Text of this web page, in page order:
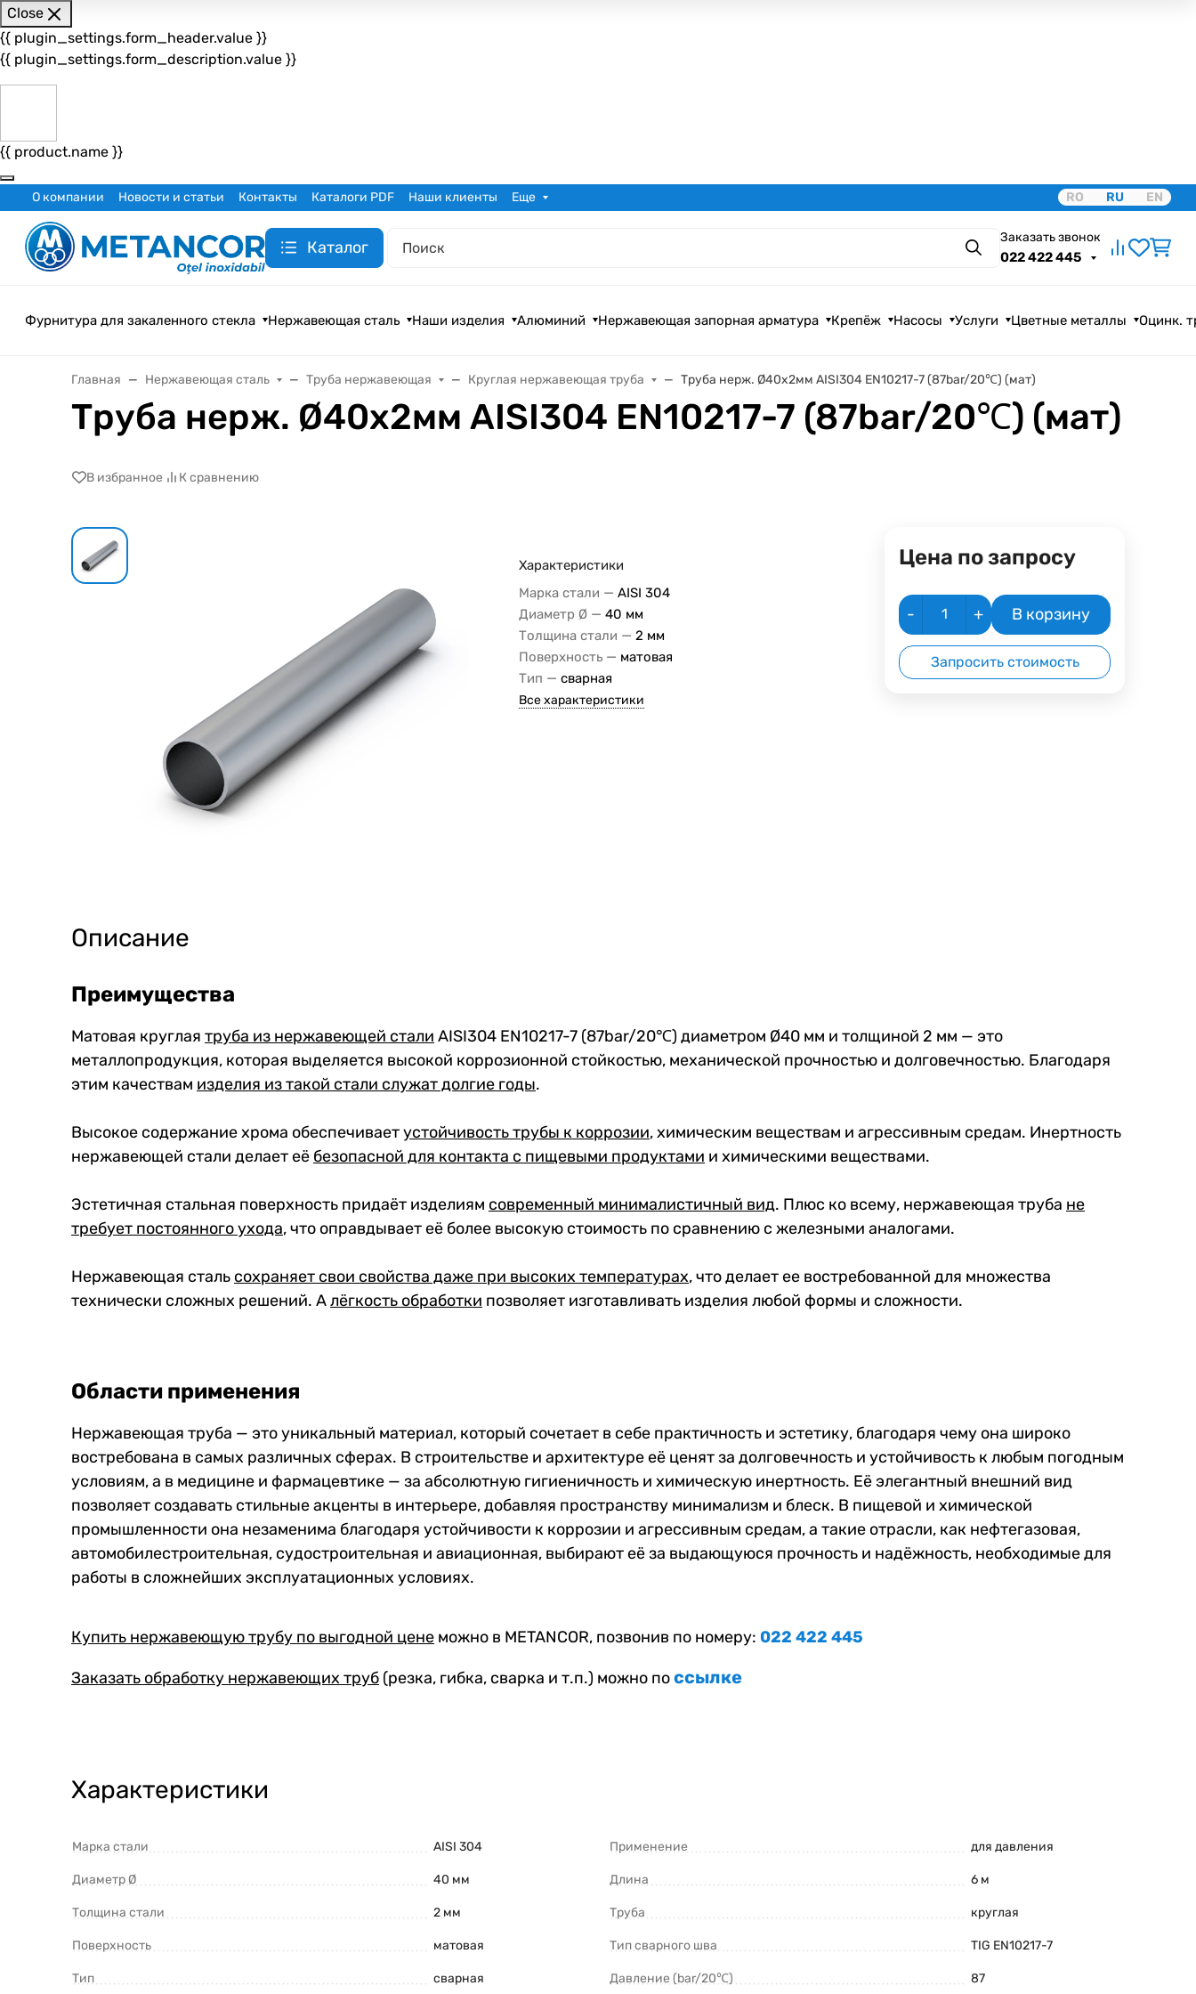
Close
{{ plugin_settings.form_header.value }}
{{ plugin_settings.form_description.value }}
{{ product.name }}
О компании Новости и статьи Контакты Каталоги PDF Наши клиенты Еще RO RU EN
Каталог Поиск
Заказать звонок
022 422 445
Фурнитура для закаленного стекла Нержавеющая сталь Наши изделия Алюминий Нержавеющая запорная арматура Крепёж Насосы Услуги Цветные металлы Оцинк.
Главная Нержавеющая сталь Труба нержавеющая Круглая нержавеющая труба Труба нерж. Ø40х2мм AISI304 EN10217-7 (87bar/20℃) (мат)
Труба нерж. Ø40х2мм AISI304 EN10217-7 (87bar/20℃) (мат)
В избранное К сравнению
Характеристики
Марка стали — AISI 304
Диаметр Ø — 40 мм
Толщина стали — 2 мм
Поверхность — матовая
Тип — сварная
Все характеристики
Цена по запросу
- + В корзину
Запросить стоимость
Описание
Преимущества
Матовая круглая труба из нержавеющей стали AISI304 EN10217-7 (87bar/20℃) диаметром Ø40 мм и толщиной 2 мм — это
металлопродукция, которая выделяется высокой коррозионной стойкостью, механической прочностью и долговечностью. Благодаря
этим качествам изделия из такой стали служат долгие годы.
Высокое содержание хрома обеспечиваетустойчивость трубы к коррозии, химическим веществам и агрессивным средам. Инертность
нержавеющей стали делает её безопасной для контакта с пищевыми продуктами и химическими веществами.
Эстетичная стальная поверхность придаёт изделиям современный минималистичный вид. Плюс ко всему, нержавеющая труба не
требует постоянного ухода, что оправдывает её более высокую стоимость по сравнению с железными аналогами.
Нержавеющая сталь сохраняет свои свойства даже при высоких температурах, что делает ее востребованной для множества
технически сложных решений. Алёгкость обработки позволяет изготавливать изделия любой формы и сложности.
Области применения
Нержавеющая труба — это уникальный материал, который сочетает в себе практичность и эстетику, благодаря чему она широко
востребована в самых различных сферах. В строительстве и архитектуре её ценят за долговечность и устойчивость к любым погодным
условиям, а в медицине и фармацевтике — за абсолютную гигиеничность и химическую инертность. Её элегантный внешний вид
позволяет создавать стильные акценты в интерьере, добавляя пространству минимализм и блеск. В пищевой и химической
промышленности она незаменима благодаря устойчивости к коррозии и агрессивным средам, а такие отрасли, как нефтегазовая,
автомобилестроительная, судостроительная и авиационная, выбирают её за выдающуюся прочность и надёжность, необходимые для
работы в сложнейших эксплуатационных условиях.
Купить нержавеющую трубу по выгодной цене можно в METANCOR, позвонив по номеру: 022 422 445
Заказать обработку нержавеющих труб (резка, гибка, сварка и т.п.) можно поссылке
Характеристики
Марка стали AISI 304
Диаметр Ø 40 мм
Толщина стали 2 мм
Поверхность матовая
Тип сварная
Применение для давления
Длина 6 м
Труба круглая
Тип сварного шва TIG EN10217-7
Давление (bar/20℃) 87